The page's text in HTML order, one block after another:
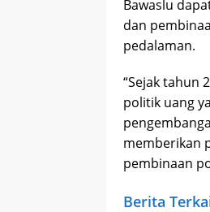
Bawaslu
dan
pedalaman.
“Sejak tahun
politik uang
memberikan
pembinaan
Berita